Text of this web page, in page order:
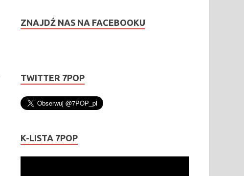
ZNAJDŹ NAS NA FACEBOOKU
TWITTER 7POP
K-LISTA 7POP